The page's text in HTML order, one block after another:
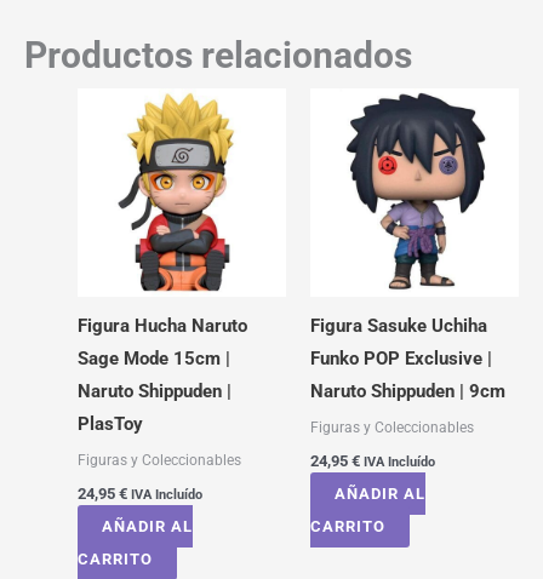
Productos relacionados
Figura Hucha Naruto
Sage Mode 15cm |
Naruto Shippuden |
PlasToy
Figuras y Coleccionables
24,95 € IVA Incluído
AÑADIR AL
CARRITO
Figura Sasuke Uchiha
Funko POP Exclusive |
Naruto Shippuden | 9cm
Figuras y Coleccionables
24,95 € IVA Incluído
AÑADIR AL
CARRITO